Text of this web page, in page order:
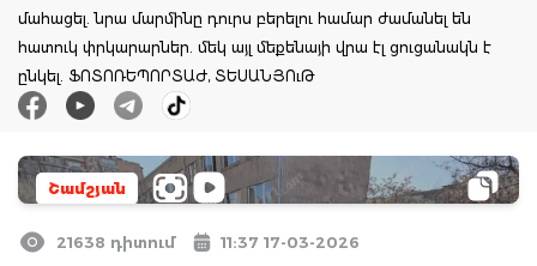
մահացել. նրա մարմինը դուրս բերելու համար ժամանել են
հատուկ փրկարարներ. մեկ այլ մեքենայի վրա էլ ցուցանակն է
ընկել. ՖՈՏՈՌԵՊՈՐՏԱԺ, ՏԵՍԱՆՅՈւԹ
Շամշյան
21638 դիտում 11:37 17-03-2026